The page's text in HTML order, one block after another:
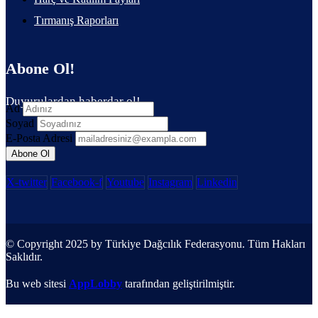
Tırmanış Raporları
Abone Ol!
Duyurulardan haberdar ol!
Ad
Soyad
E-Posta Adresi
X-twitter Facebook-f Youtube Instagram Linkedin
© Copyright 2025 by Türkiye Dağcılık Federasyonu. Tüm Hakları
Saklıdır.
Bu web sitesi AppLobby tarafından geliştirilmiştir.